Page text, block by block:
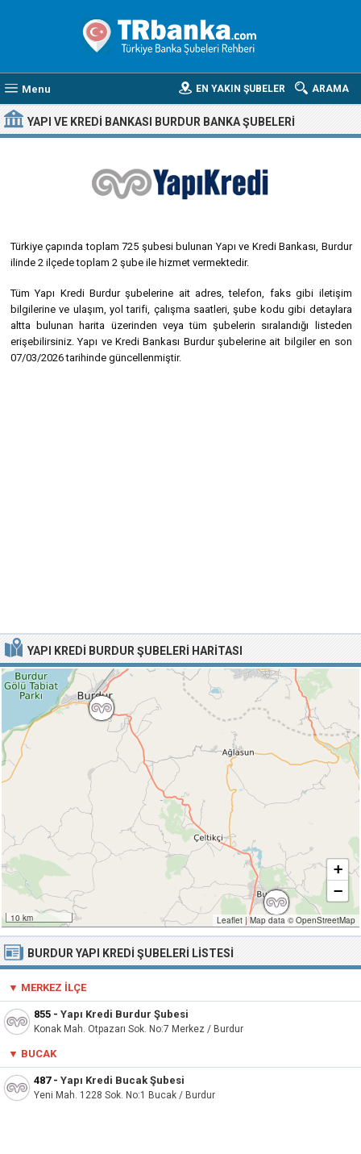
Menu ARAMA
EN YAKIN ŞUBELER
YAPI VE KREDI BANKASI BURDUR BANKA ŞUBELERI
Türkiye çapında toplam 725 şubesi bulunan Yapı ve Kredi Bankası, Burdur
ilinde 2 ilçede toplam 2 şube ile hizmet vermektedir.
Tüm Yapı Kredi Burdur şubelerine ait adres, telefon, faks gibi iletişim
bilgilerine ve ulaşım, yol tarifi, çalışma saatleri, şube kodu gibi detaylara
altta bulunan harita üzerinden veya tüm şubelerin sıralandığı listeden
erişebilirsiniz. Yapı ve Kredi Bankası Burdur şubelerine ait bilgiler en son
07/03/2026 tarihinde güncellenmiştir.
YAPI KREDI BURDUR ŞUBELERI HARITASI
10 km
+
−
Leaflet |Map data ©OpenStreetMap
BURDUR YAPI KREDI ŞUBELERI LISTESI
▼ MERKEZ İLÇE
855 - Yapı Kredi Burdur Şubesi
Konak Mah. Otpazarı Sok. No:7 Merkez / Burdur
▼ BUCAK
487- Yapı Kredi Bucak Şubesi
Yeni Mah. 1228 Sok. No:1 Bucak / Burdur